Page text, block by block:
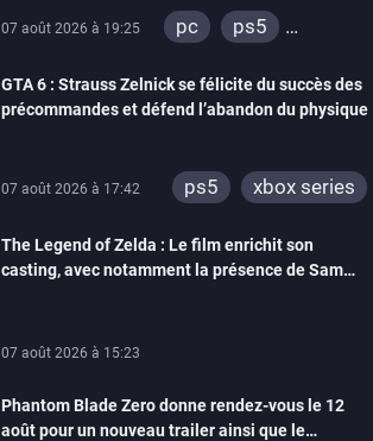
07 août 2026 à 19:25 pc
ps5
GTA 6 : Strauss Zelnick se félicite du succès des
précommandes et défend l’abandon du physique
07 août 2026 à 17:42 ps5 xbox series
The Legend of Zelda : Le film enrichit son
casting, avec notamment la présence de Sam
07 août 2026 à 15:23
Phantom Blade Zero donne rendez-vous le 12
août pour un nouveau trailer ainsi que le